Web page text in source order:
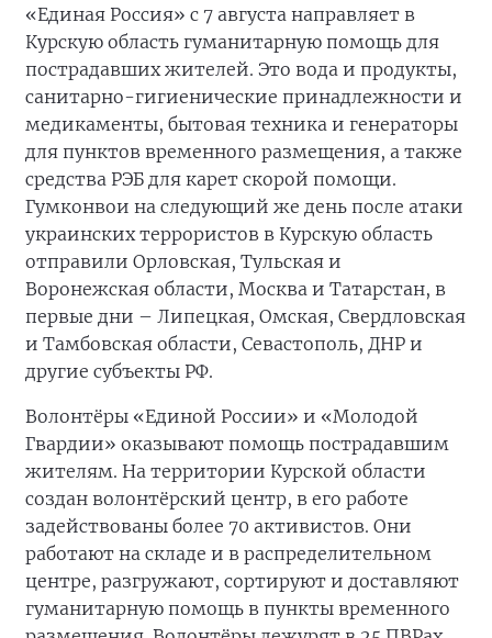
«Единая Россия» с 7 августа направляет в
Курскую область гуманитарную помощь для
пострадавших жителей. Это вода и продукты,
санитарно-гигиенические принадлежности и
медикаменты, бытовая техника и генераторы
для пунктов временного размещения, а также
средства РЭБ для карет скорой помощи.
Гумконвои на следующий же день после атаки
украинских террористов в Курскую область
отправили Орловская, Тульская и
Воронежская области, Москва и Татарстан, в
первые дни – Липецкая, Омская, Свердловская
и Тамбовская области, Севастополь, ДНР и
другие субъекты РФ.
Волонтёры «Единой России» и «Молодой
Гвардии» оказывают помощь пострадавшим
жителям. На территории Курской области
создан волонтёрский центр, в его работе
задействованы более 70 активистов. Они
работают на складе и в распределительном
центре, разгружают, сортируют и доставляют
гуманитарную помощь в пункты временного